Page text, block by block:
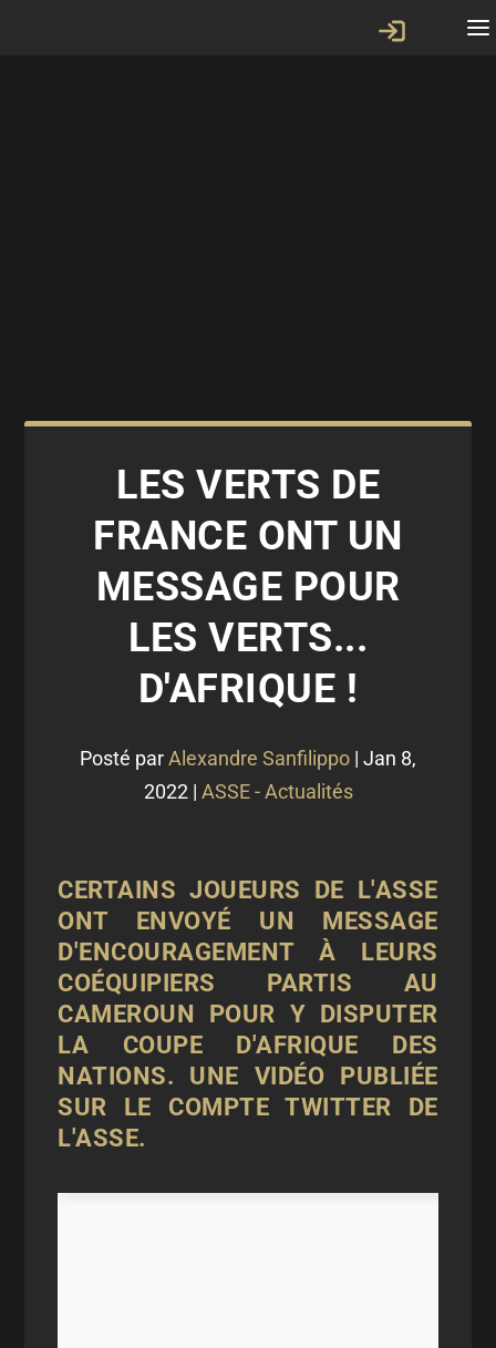
LES VERTS DE
FRANCE ONT UN
MESSAGE POUR
LES VERTS...
D'AFRIQUE !
Posté parAlexandre Sanfilippo | Jan 8,
2022| ASSE - Actualités
CERTAINS JOUEURS DE L'ASSE
ONT ENVOYÉ UN MESSAGE
D'ENCOURAGEMENT À LEURS
COÉQUIPIERS PARTIS AU
CAMEROUN POUR Y DISPUTER
LA COUPE D'AFRIQUE DES
NATIONS. UNE VIDÉO PUBLIÉE
SUR LE COMPTE TWITTER DE
L'ASSE.